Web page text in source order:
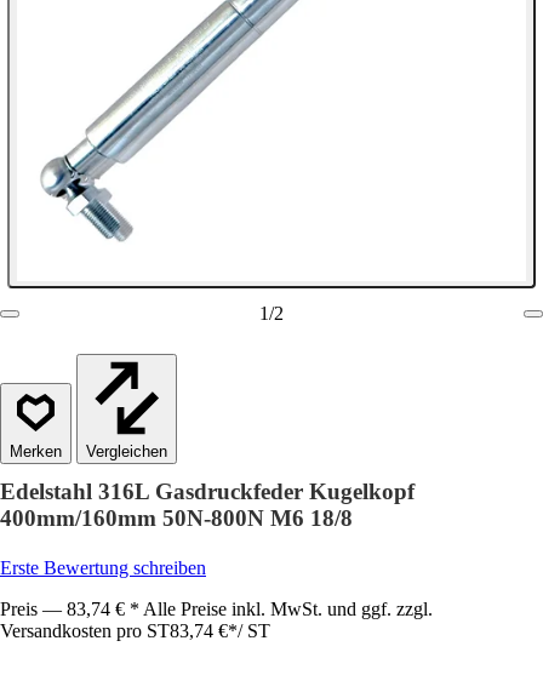
1/2
Vergleichen
Edelstahl 316L Gasdruckfeder Kugelkopf
400mm/160mm 50N-800N M6 18/8
Erste Bewertung schreiben
Preis — 83,74 € * Alle Preise inkl. MwSt. und ggf. zzgl.
Versandkosten pro ST83,74 €*/ ST